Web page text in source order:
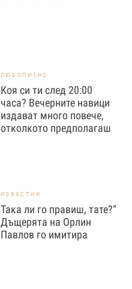
ЛЮБОПИТНО
Коя си ти след 20:00
часа? Вечерните навици
издават много повече,
отколкото предполагаш
ИЗВЕСТНИ
Така ли го правиш, тате?“
Дъщерята на Орлин
Павлов го имитира